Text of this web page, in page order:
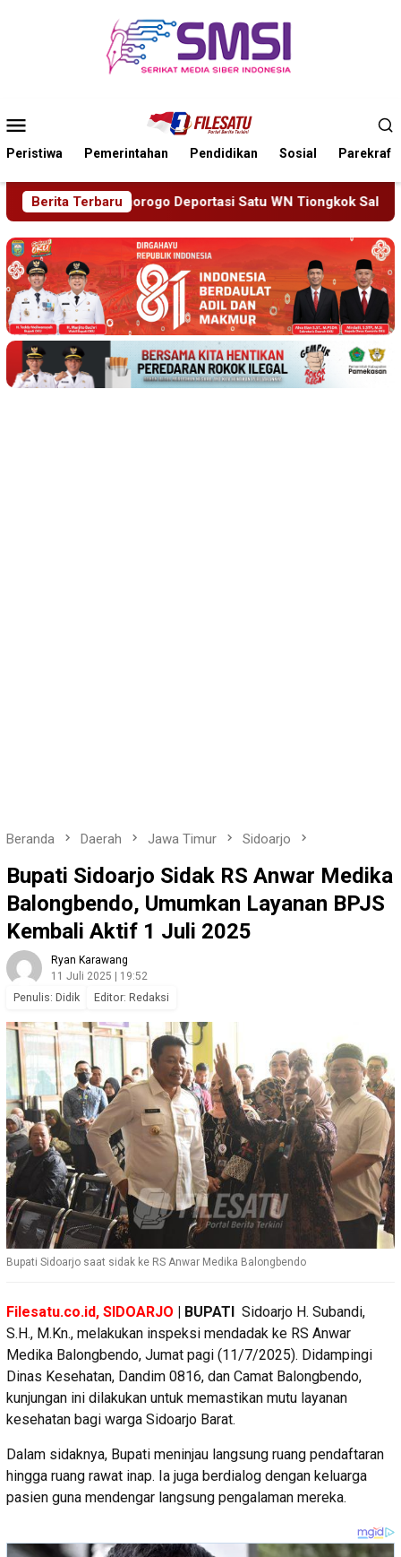
Mobile
Peristiwa Pemerintahan Pendidikan Sosial Parekraf
Berita Terbaru
WN Tiongkok Salahgunakan Ijin Tinggal 19 Siswa
Beranda Daerah Jawa Timur Sidoarjo
Bupati Sidoarjo Sidak RS Anwar Medika
Balongbendo, Umumkan Layanan BPJS
Kembali Aktif 1 Juli 2025
Ryan Karawang
11 Juli 2025 | 19:52
Penulis: Didik Editor: Redaksi
Bupati Sidoarjo saat sidak ke RS Anwar Medika Balongbendo
Filesatu.co.id, SIDOARJO | BUPATI
Sidoarjo H. Subandi,
S.H., M.Kn., melakukan inspeksi mendadak ke RS Anwar
Medika Balongbendo, Jumat pagi (11/7/2025). Didampingi
Dinas Kesehatan, Dandim 0816, dan Camat Balongbendo,
kunjungan ini dilakukan untuk memastikan mutu layanan
kesehatan bagi warga Sidoarjo Barat.
Dalam sidaknya, Bupati meninjau langsung ruang pendaftaran
hingga ruang rawat inap. Ia juga berdialog dengan keluarga
pasien guna mendengar langsung pengalaman mereka.